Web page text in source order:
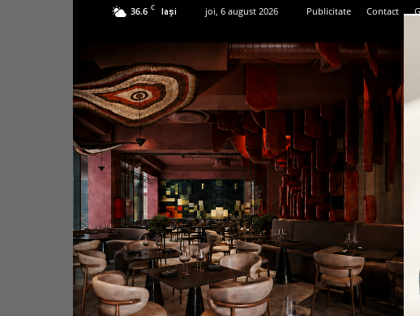
36.6 C Iași joi, 6 august 2026 Publicitate Contact